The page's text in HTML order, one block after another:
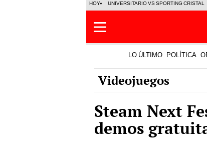
HOY UNIVERSITARIO VS SPORTING CRISTAL
LO ÚLTIMO POLÍTICA
Videojuegos
Steam Next
demos